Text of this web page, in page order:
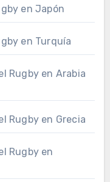
en Japón
en Turquía
Rugby en Arabia
Rugby en Grecia
Rugby en